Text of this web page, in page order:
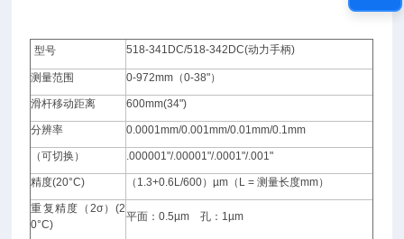
型号 518-341DC/518-342DC(动力手柄)
测量范围 0-972mm （0-38"）
滑杆移动距离 600mm(34")
分辨率 0.0001mm/0.001mm/0.01mm/0.1mm
（可切换） .000001"/.00001"/.0001"/.001"
精度(20°C) （1.3+0.6L/600）µm（L = 测量长度mm）
重复精度（2σ）(2
0°C)
平面：0.5µm 孔：1µm